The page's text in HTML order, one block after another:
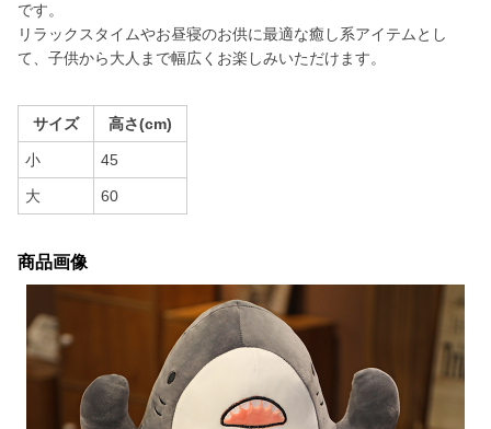
です。
リラックスタイムやお昼寝のお供に最適な癒し系アイテムとし
て、子供から大人まで幅広くお楽しみいただけます。
サイズ 高さ(cm)
小 45
大 60
商品画像